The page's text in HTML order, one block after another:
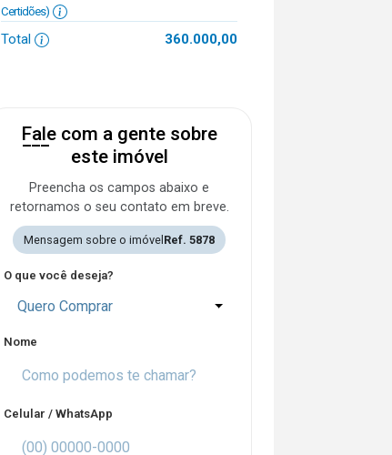
Certidões)
Total 360.000,00
Fale com a gente sobre
este imóvel
Preencha os campos abaixo e
retornamos o seu contato em breve.
Mensagem sobre o imóvel Ref. 5878
O que você deseja?
Quero Comprar
Nome
Celular / WhatsApp